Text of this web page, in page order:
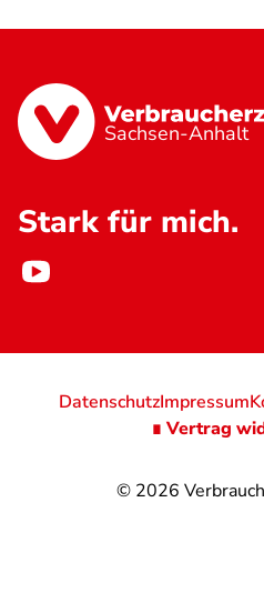
Sachsen-Anhalt
Stark für mich.
© 2026
DatenschutzImpressum
∎ Vertrag